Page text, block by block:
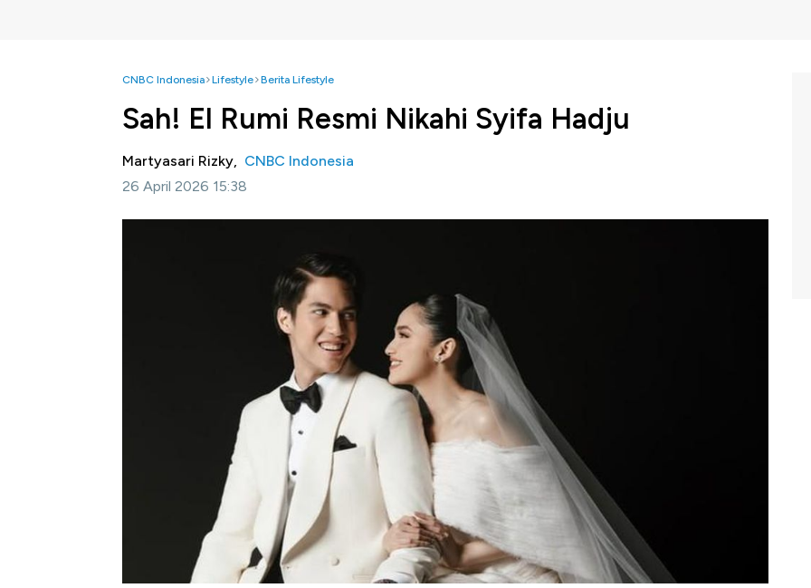
CNBC Indonesia Lifestyle Berita Lifestyle
Sah! El Rumi Resmi Nikahi Syifa Hadju
Martyasari Rizky, CNBC Indonesia
26 April 2026 15:38